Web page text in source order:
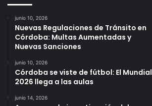
junio 10, 2026
Nuevas Regulaciones de Tránsito en
Córdoba: Multas Aumentadas y
Nuevas Sanciones
junio 10, 2026
Córdoba se viste de fútbol: El Mundial
2026 llega a las aulas
junio 14, 2026